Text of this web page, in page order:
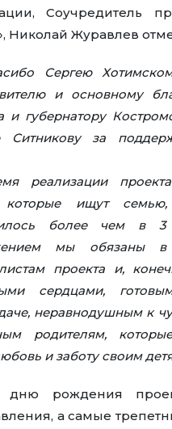
Соучредитель
Николай Журавлев
Сергею
и основному
и губернатору
Ситникову за
реализации
которые ищут
более чем в
мы обязаны
проекта и,
сердцами,
неравнодушным к
родителям,
и заботу своим
рождения
а самые